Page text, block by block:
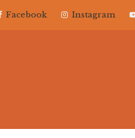
Facebook Instagram